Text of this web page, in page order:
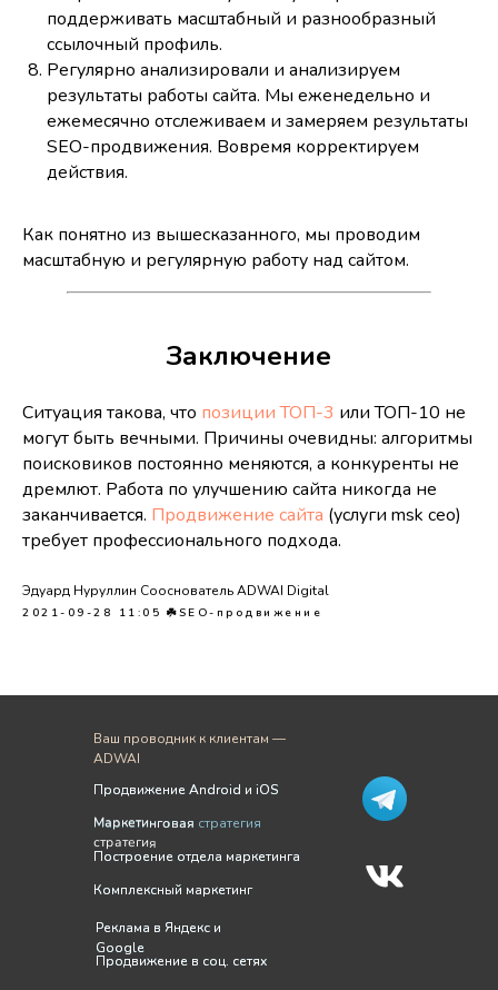
поддерживать масштабный и разнообразный
ссылочный профиль.
Регулярно анализировали и анализируем
результаты работы сайта. Мы еженедельно и
ежемесячно отслеживаем и замеряем результаты
SEO-продвижения. Вовремя корректируем
действия.
Как понятно из вышесказанного, мы проводим
масштабную и регулярную работу над сайтом.
Заключение
Ситуация такова, что позиции ТОП-3 или ТОП-10 не
могут быть вечными. Причины очевидны: алгоритмы
поисковиков постоянно меняются, а конкуренты не
дремлют. Работа по улучшению сайта никогда не
заканчивается. Продвижение сайта (услуги msk сео)
требует профессионального подхода.
Эдуард Нуруллин Сооснователь ADWAI Digital
2021-09-28 11:05 ☘️SEO-продвижение
Продвижение в соц. сетях
Комплексный маркетинг
Реклама в Яндекс и
Google
Построение отдела маркетинга
Ваш проводник к клиентам —
ADWAI
Продвижение в соц. сетях
Комплексный маркетинг
Реклама в Яндекс и
Google
Построение отдела маркетинга
Продвижение Android и iOS
Маркетинговая стратегия
Продвижение Android и iOS
Маркетинговая
стратегия